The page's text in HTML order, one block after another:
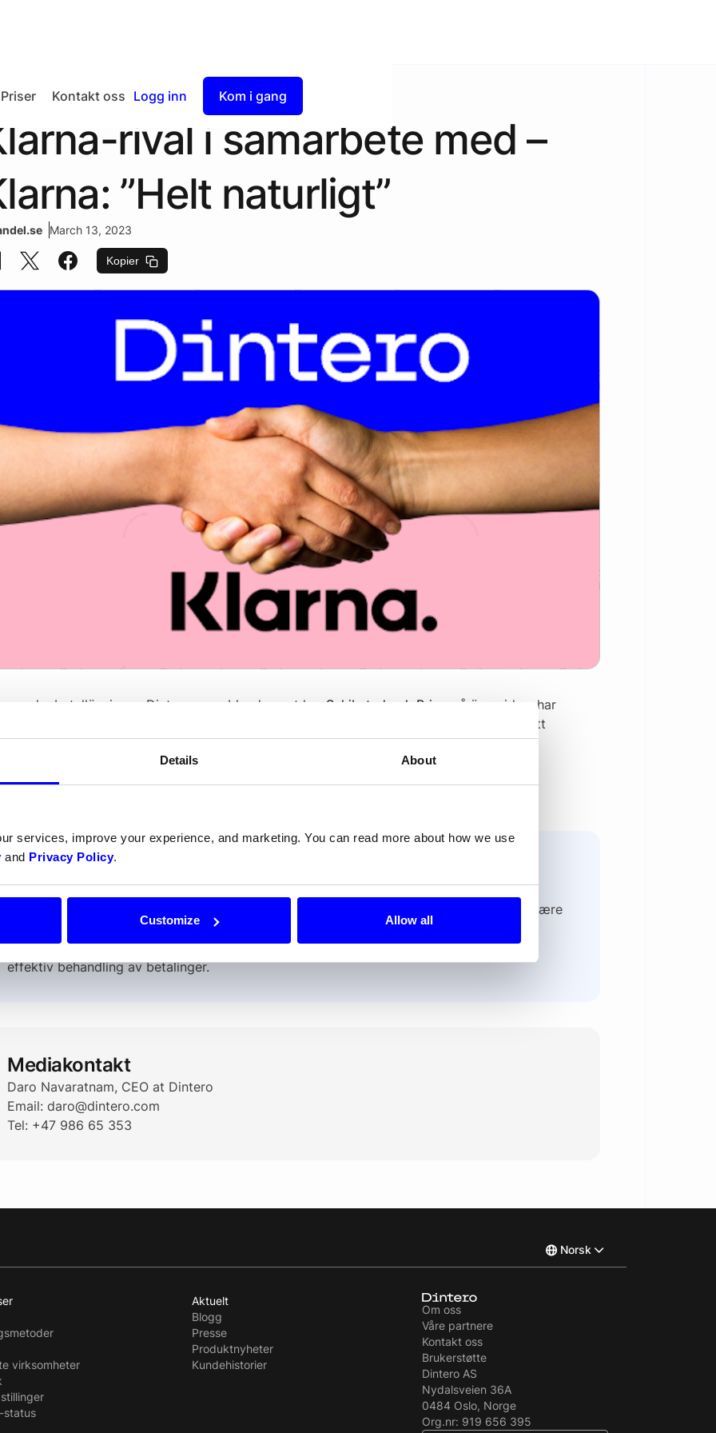
Details About
services, improve your experience, and marketing. You can read more about how we use
and Privacy Policy.
Customize Allow all
Priser
Checkout
Kontakt oss Logg inn Kom i gang
rival i samarbete med –
”Helt naturligt”
March 13, 2023
Kopier
norska betallösningen Dintero, som bland annat har Schibsted och Bring
på ägarsidan, har
som en Klarna-utmanare. Det hindrar inte de både fintech-bolagen att ingå ett nytt
något som innebär att Dinteros alla kunder kommer att kunna erbjuda Klarnas
Om Dintero
Dintero er et norsk fintech-selskap med hovedkontor i Norge, med fokus på å levere
innovative betalingsløsninger for butikker og markedsplasser. Med en forpliktelse til å være
konkurranseledende og tilby avanserte teknologier som Split Payout og
nettverkstokenisering, har Dintero som mål å styrke bedrifter med fleksibel, sikker og
effektiv behandling av betalinger.
Mediakontakt
Daro Navaratnam, CEO at Dintero
Email: daro@dintero.com
Tel: +47 986 65 353
Norsk
virksomheter
status
Aktuelt
Blogg
Presse
Produktnyheter
Kundehistorier
Om oss
Våre partnere
Kontakt oss
Brukerstøtte
Dintero AS
Nydalsveien 36A
0484 Oslo, Norge
Org.nr: 919 656 395